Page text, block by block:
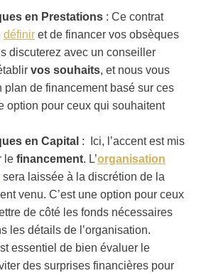
en Prestations : Ce contrat
définir et de financer vos obsèques
discuterez avec un conseiller
vos souhaits, et nous vous
plan de financement basé sur ces
option pour ceux qui souhaitent
en Capital : Ici, l’accent est mis
le financement. L’organisation
sera laissée à la discrétion de la
venu. C’est une option pour ceux
de côté les fonds nécessaires
les détails de l’organisation.
essentiel de bien évaluer le
des surprises financières pour